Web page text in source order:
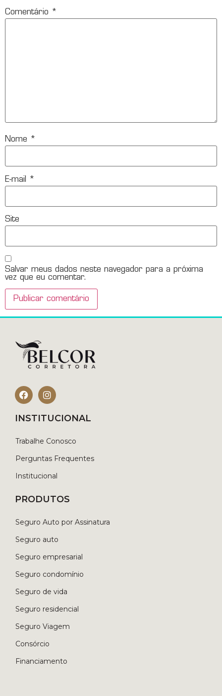
Comentário *
Nome *
E-mail *
Site
Salvar meus dados neste navegador para a próxima
vez que eu comentar.
INSTITUCIONAL
Trabalhe Conosco
Perguntas Frequentes
Institucional
PRODUTOS
Seguro Auto por Assinatura
Seguro auto
Seguro empresarial
Seguro condomínio
Seguro de vida
Seguro residencial
Seguro Viagem
Consórcio
Financiamento